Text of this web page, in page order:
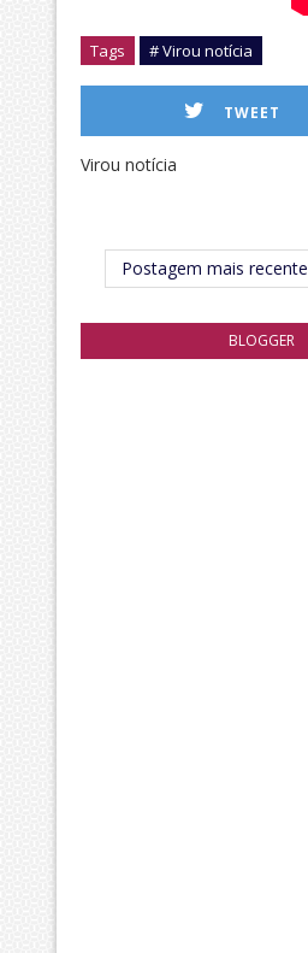
Tags # Virou notícia
TWEET
Virou notícia
Postagem mais recente
BLOGGER